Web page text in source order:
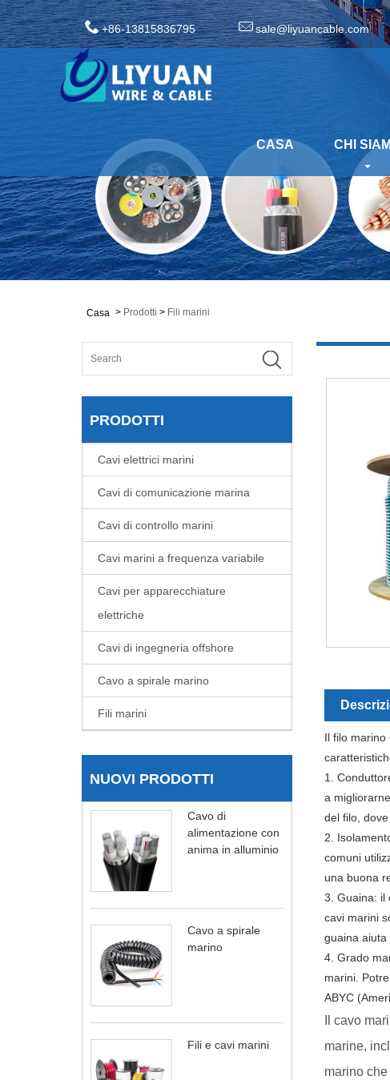
+86-13815836795 sale@liyuancable.com
CASA CHI
Casa > Prodotti > Fili marini
PRODOTTI
Cavi elettrici marini
Cavi di comunicazione marina
Cavi di controllo marini
Cavi marini a frequenza variabile
Cavi per apparecchiature
elettriche
Cavi di ingegneria offshore
Cavo a spirale marino
Fili marini
NUOVI PRODOTTI
Cavo di
alimentazione con
anima in alluminio
Cavo a spirale
marino
Fili e cavi marini
Il filo marino
1.
a
del filo,
2.
comuni
una buona
3. Guaina: il
cavi marini
guaina aiuta
4. Grado
marini.
ABYC
Il cavo
marine,
marino